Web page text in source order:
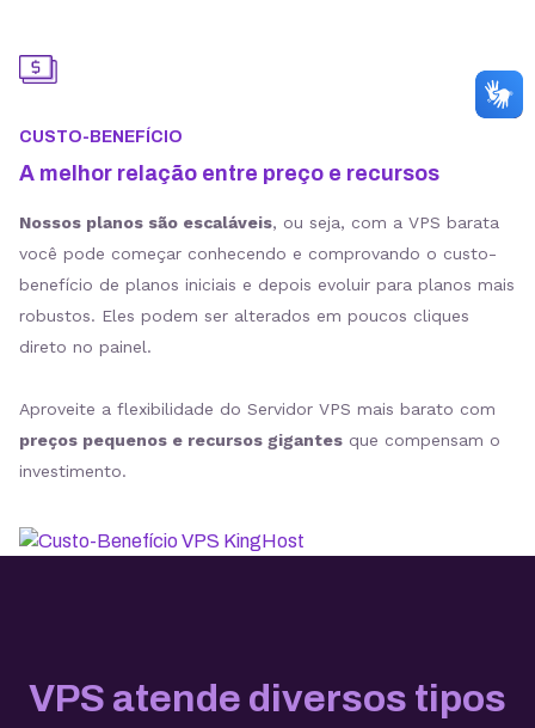
CUSTO-BENEFÍCIO
A melhor relação entre preço e recursos
Nossos planos são escaláveis, ou seja, com a VPS barata
você pode começar conhecendo e comprovando o custo-
benefício de planos iniciais e depois evoluir para planos mais
robustos. Eles podem ser alterados em poucos cliques
direto no painel.
Aproveite a flexibilidade do Servidor VPS mais barato com
preços pequenos e recursos gigantes que compensam o
investimento.
VPS atende diversos tipos